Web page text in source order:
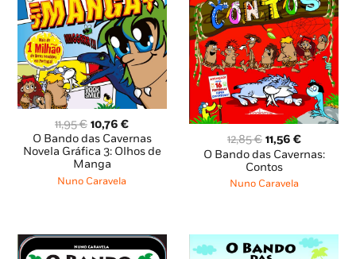
11,95€ O
preço
original
era:
11,95 €.
10,76€O
preço
atual
O Bando das Cavernas
Novela Gráfica 3: Olhos de
Manga
Nuno Caravela
12,85€ O
preço
original
era:
11,56 €O
preço
O Bando das Cavernas:
Contos
Nuno Caravela